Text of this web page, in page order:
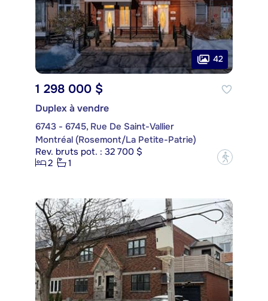
42
1 298 000 $
Duplex à vendre
6743 - 6745, Rue De Saint-Vallier
Montréal (Rosemont/La Petite-Patrie)
Rev. bruts pot. : 32 700 $
2
1 ?